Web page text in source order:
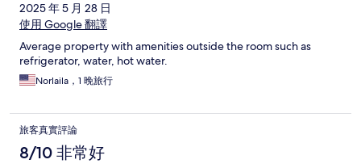
2025 年 5 月 28 日
使用 Google 翻譯
Average property with amenities outside the room such as
refrigerator, water, hot water.
Norlaila，1 晚旅行
旅客真實評論
8/10 非常好